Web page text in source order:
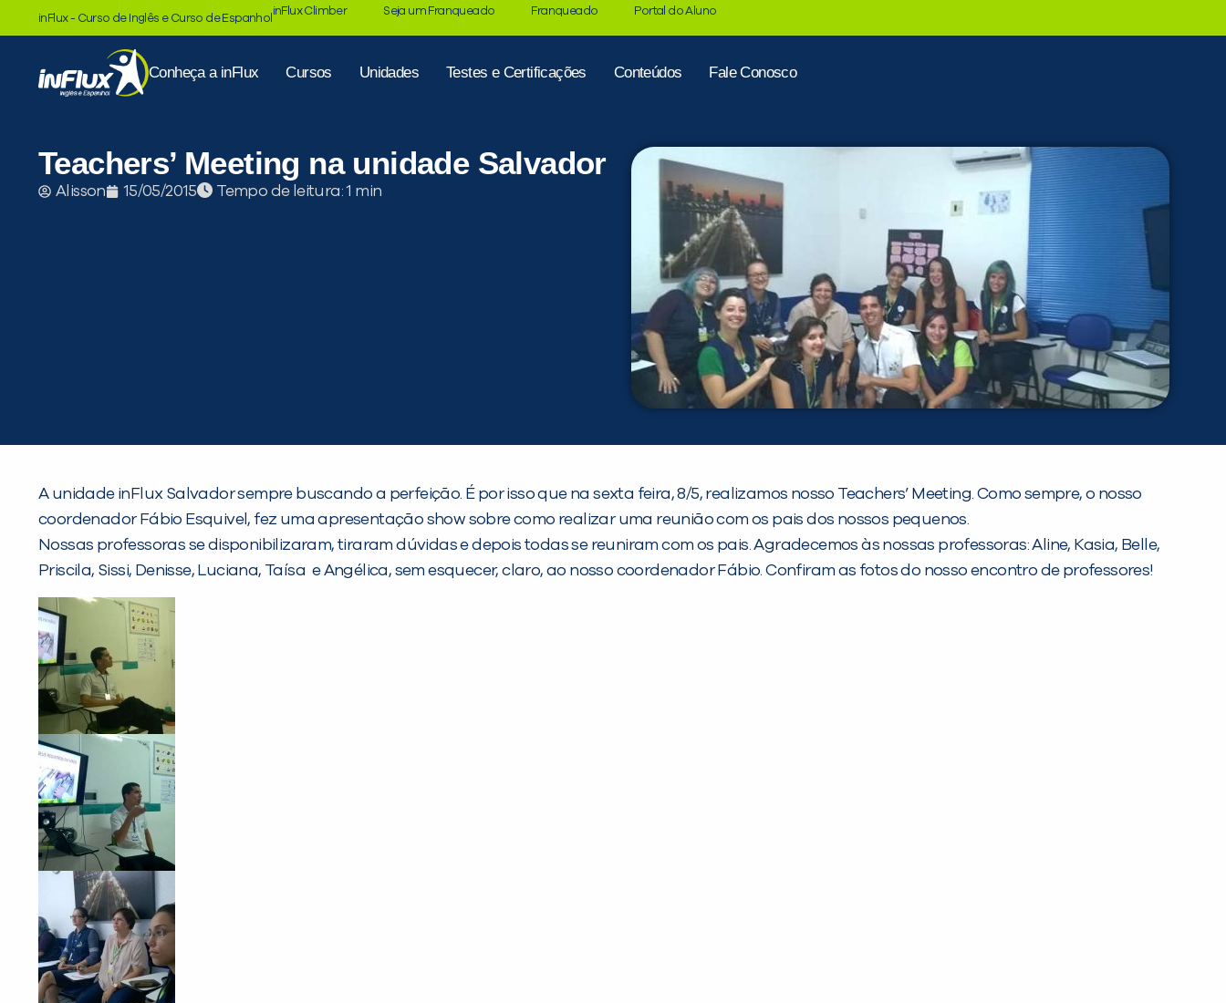
inFlux - Curso de Inglês e Curso de Espanhol
inFlux Climber Seja um Franqueado Franqueado Portal do Aluno
Conheça a inFlux Cursos Unidades Testes e Certificações Conteúdos Fale Conosco
Teachers’ Meeting na unidade Salvador
Alisson 15/05/2015 Tempo de leitura:
A unidade inFlux Salvador sempre buscando a perfeição. É por isso que na sexta feira, 8/5, realizamos nosso Teachers’ Meeting. Como sempre, o nosso
coordenador Fábio Esquivel, fez uma apresentação show sobre como realizar uma reunião com os pais dos nossos pequenos.
Nossas professoras se disponibilizaram, tiraram dúvidas e depois todas se reuniram com os pais. Agradecemos às nossas professoras: Aline, Kasia, Belle,
Priscila, Sissi, Denisse, Luciana, Taísa e Angélica, sem esquecer, claro, ao nosso coordenador Fábio. Confiram as fotos do nosso encontro de professores!